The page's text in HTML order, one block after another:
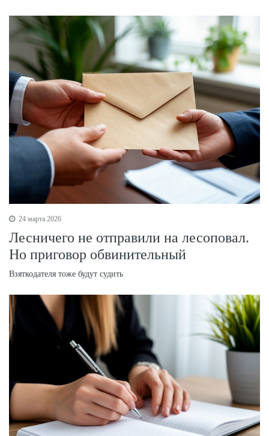
24 марта 2026
Лесничего не отправили на лесоповал.
Но приговор обвинительный
Взяткодателя тоже будут судить